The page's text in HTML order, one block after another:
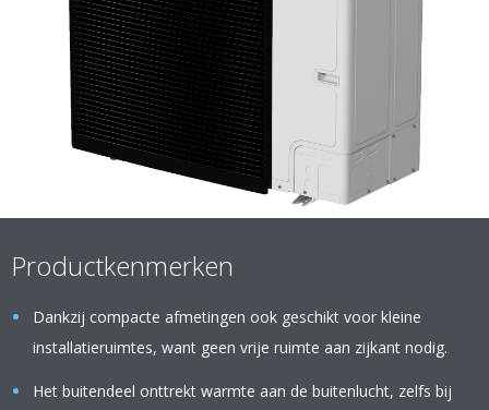
Productkenmerken
Dankzij compacte afmetingen ook geschikt voor kleine
installatieruimtes, want geen vrije ruimte aan zijkant nodig.
Het buitendeel onttrekt warmte aan de buitenlucht, zelfs bij